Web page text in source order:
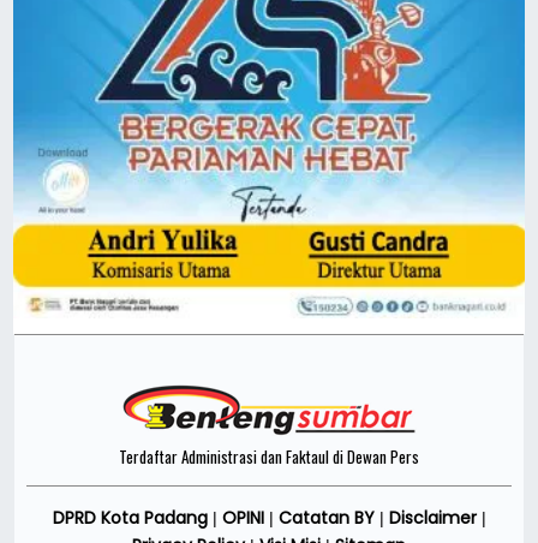
Terdaftar Administrasi dan Faktaul di Dewan Pers
DPRD Kota Padang| OPINI Catatan BY| Disclaimer|